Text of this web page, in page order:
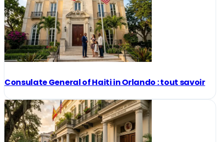
Consulate General of Haiti in Orlando : tout savoir